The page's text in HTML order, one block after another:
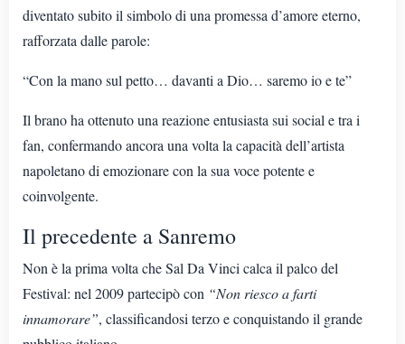
diventato subito il simbolo di una promessa d’amore eterno,
rafforzata dalle parole:
“Con la mano sul petto… davanti a Dio… saremo io e te”
Il brano ha ottenuto una reazione entusiasta sui social e tra i
fan, confermando ancora una volta la capacità dell’artista
napoletano di emozionare con la sua voce potente e
coinvolgente.
Il precedente a Sanremo
Non è la prima volta che Sal Da Vinci calca il palco del
Festival: nel 2009 partecipò con “Non riesco a farti
innamorare”, classificandosi terzo e conquistando il grande